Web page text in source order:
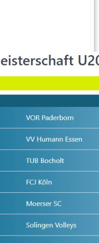
& Anreise
& Anreise
Frauen 3
wU13